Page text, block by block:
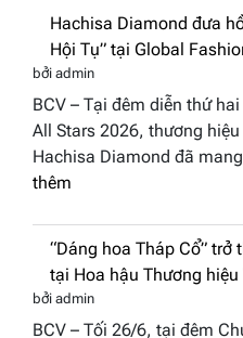
Hachisa
Phương Hội
bởi admin
BCV – Tại đêm diễn thứ
All Stars 2026, thương
Hachisa Diamond đã
Diamond
đưa
“Dáng hoa
Nam 2026